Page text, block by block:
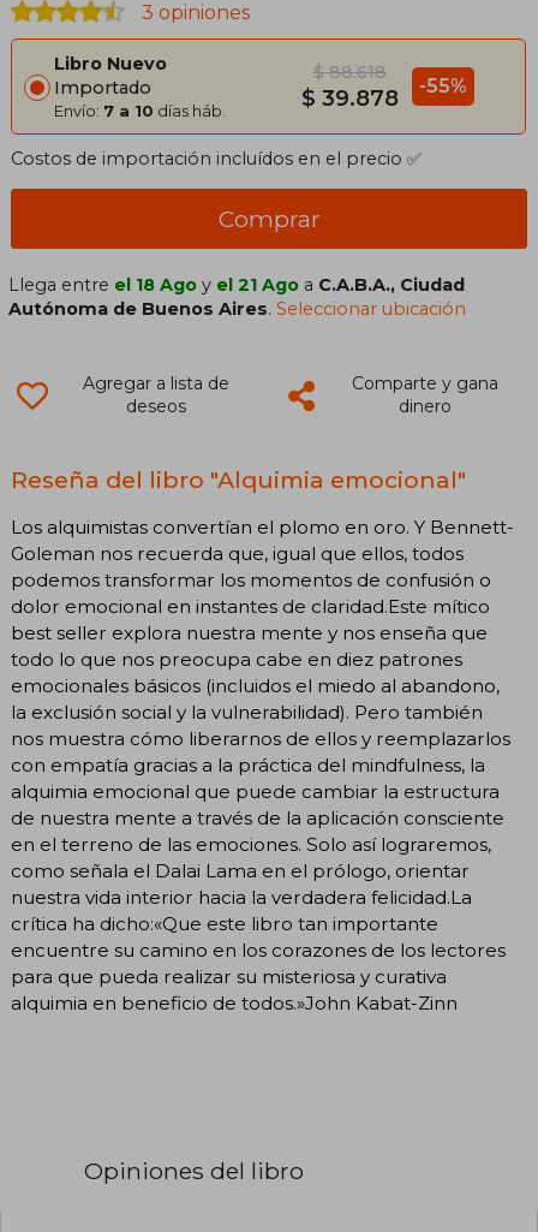
3 opiniones
Libro Nuevo
Importado
Envío: 7 a 10 días háb.
$ 88.618
$ 39.878 -55%
Costos de importación incluídos en el precio ✅
Comprar
Llega entre el 18 Ago y el 21 Ago a C.A.B.A., Ciudad
Autónoma de Buenos Aires.Seleccionar ubicación
Agregar a lista de
deseos
Comparte y gana
dinero
Reseña del libro "Alquimia emocional"
Los alquimistas convertían el plomo en oro. Y Bennett-
Goleman nos recuerda que, igual que ellos, todos
podemos transformar los momentos de confusión o
dolor emocional en instantes de claridad.Este mítico
best seller explora nuestra mente y nos enseña que
todo lo que nos preocupa cabe en diez patrones
emocionales básicos (incluidos el miedo al abandono,
la exclusión social y la vulnerabilidad). Pero también
nos muestra cómo liberarnos de ellos y reemplazarlos
con empatía gracias a la práctica del mindfulness, la
alquimia emocional que puede cambiar la estructura
de nuestra mente a través de la aplicación consciente
en el terreno de las emociones. Solo así lograremos,
como señala el Dalai Lama en el prólogo, orientar
nuestra vida interior hacia la verdadera felicidad.La
crítica ha dicho:«Que este libro tan importante
encuentre su camino en los corazones de los lectores
para que pueda realizar su misteriosa y curativa
alquimia en beneficio de todos.»John Kabat-Zinn
Opiniones del libro